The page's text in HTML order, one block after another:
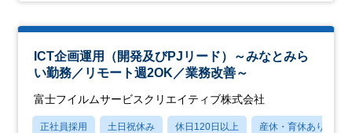
ICT企画運用（開発及びPJリード）～みなとみら
い勤務／リモート週2OK／業務改善～
富士フイルムサービスクリエイティブ株式会社
正社員採用 土日祝休み 休日120日以上 産休・育休あり